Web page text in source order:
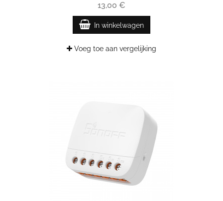
13,00 €
In winkelwagen
Voeg toe aan vergelijking